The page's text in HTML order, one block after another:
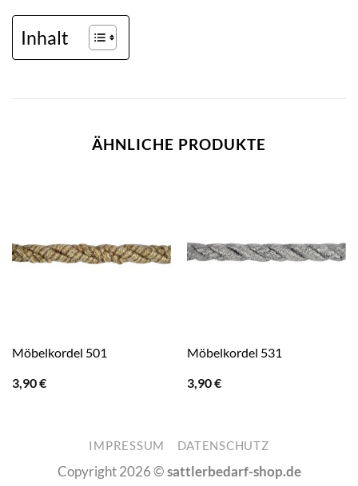
Inhalt
ÄHNLICHE PRODUKTE
Möbelkordel 501
3,90€
Möbelkordel 531
3,90€
IMPRESSUM DATENSCHUTZ
Copyright 2026 ©sattlerbedarf-shop.de